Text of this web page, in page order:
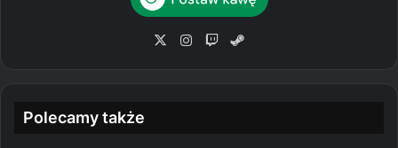
X
Ins
Tw
Polecamy także